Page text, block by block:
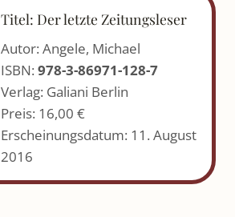
Titel: Der letzte Zeitungsleser
Autor: Angele, Michael
ISBN: 978-3-86971-128-7
Verlag: Galiani Berlin
Preis: 16,00 €
Erscheinungsdatum: 11. August
2016